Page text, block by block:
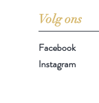
Volg ons
Facebook
Instagram